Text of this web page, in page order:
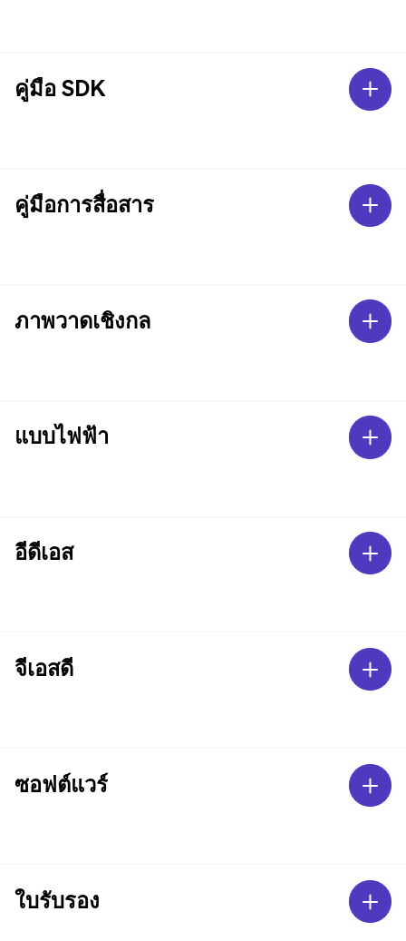
คู่มือ SDK
คู่มือการสื่อสาร
ภาพวาดเชิงกล
แบบไฟฟ้า
อีดีเอส
จีเอสดี
ซอฟต์แวร์
ใบรับรอง